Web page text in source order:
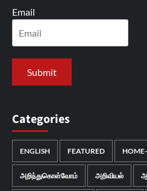
Email
Categories
ENGLISH FEATURED
அறிந்துகொள்வோம் அறிவியல்